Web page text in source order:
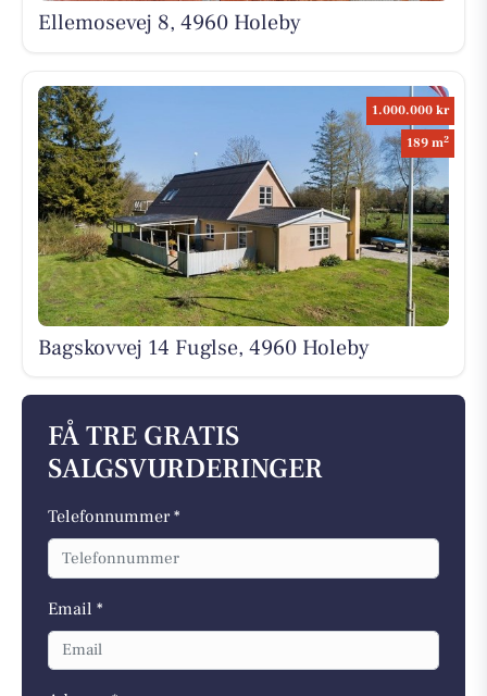
Ellemosevej 8, 4960 Holeby
1.000.000 kr
189 m2
Bagskovvej 14 Fuglse, 4960 Holeby
FÅ TRE GRATIS
SALGSVURDERINGER
Telefonnummer *
Email *